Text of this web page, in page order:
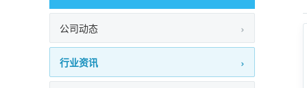
公司动态
行业资讯